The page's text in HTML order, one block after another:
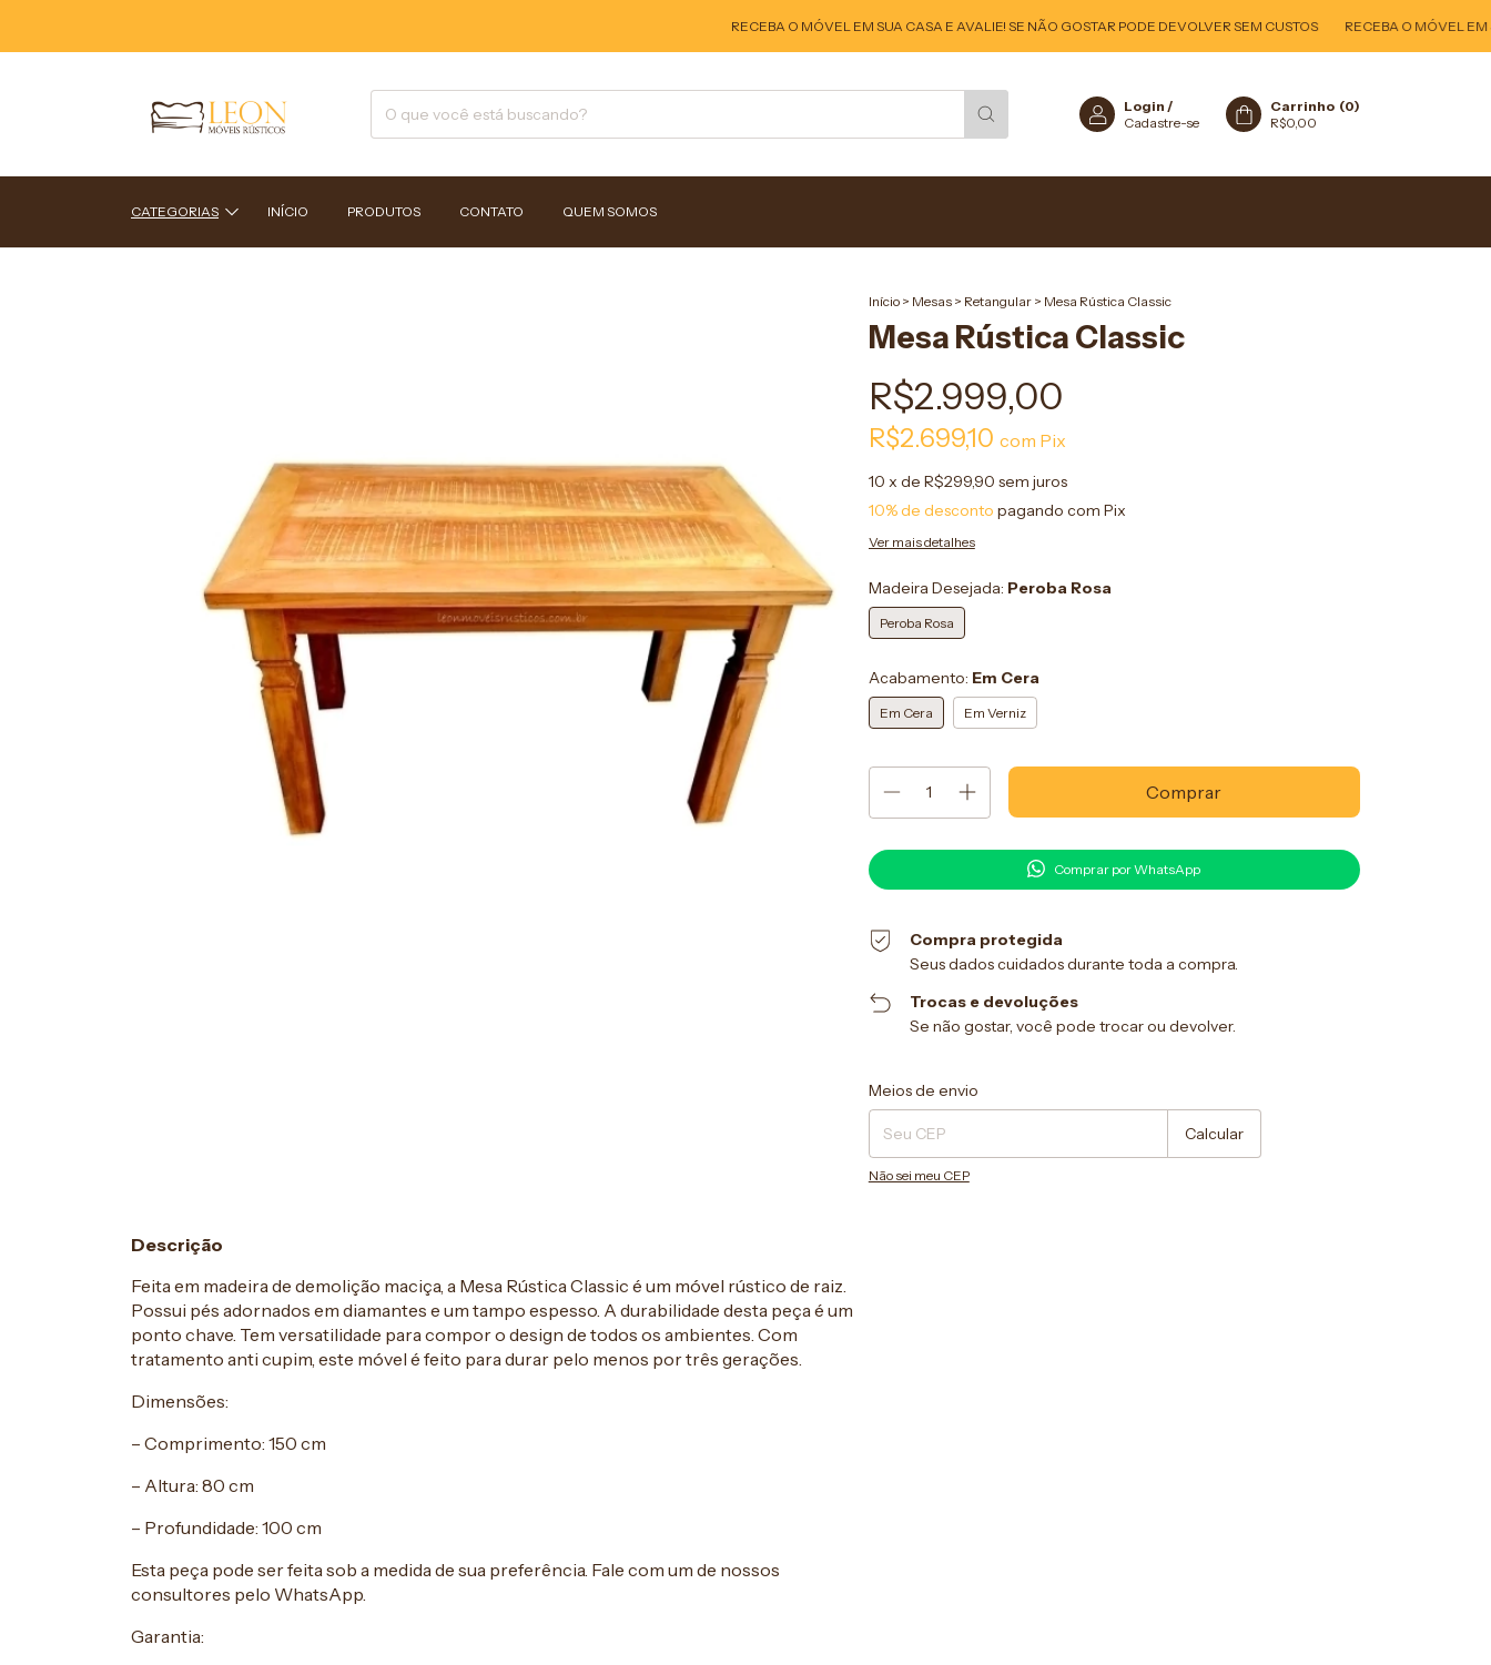
RECEBA O MÓVEL EM SUA CASA E AVALIE! SE NÃO GOSTAR PODE DEVOLVER SEM CUSTOS RECEBA O MÓVEL EM SUA
Login /
Cadastre-se
Carrinho (0)
R$0,00
CATEGORIAS INÍCIO PRODUTOS CONTATO QUEM SOMOS
Início > Mesas > Retangular > Mesa Rústica Classic
Mesa Rústica Classic
R$2.999,00
R$2.699,10 com Pix
10 x de R$299,90 sem juros
10% de desconto pagando com Pix
Ver mais detalhes
Madeira Desejada: Peroba Rosa
Peroba Rosa
Acabamento: Em Cera
Em Cera Em Verniz
Comprar por WhatsApp
Compra protegida
Seus dados cuidados durante toda a compra.
Trocas e devoluções
Se não gostar, você pode trocar ou devolver.
Entregas para o CEP:
Meios de envio
Calcular
Não sei meu CEP
Descrição
Feita em madeira de demolição maciça, a Mesa Rústica Classic é um móvel rústico de raiz.
Possui pés adornados em diamantes e um tampo espesso. A durabilidade desta peça é um
ponto chave. Tem versatilidade para compor o design de todos os ambientes. Com
tratamento anti cupim, este móvel é feito para durar pelo menos por três gerações.
Dimensões:
– Comprimento: 150 cm
– Altura: 80 cm
– Profundidade: 100 cm
Esta peça pode ser feita sob a medida de sua preferência. Fale com um de nossos
consultores pelo WhatsApp.
Garantia: